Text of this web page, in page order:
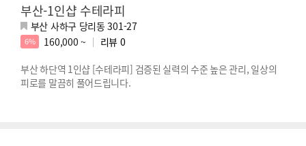
부산-1인샵 수테라피
부산 사하구 당리동 301-27
6% 160,000 ~ 리뷰 0
부산 하단역 1인샵 [수테라피] 검증된 실력의 수준 높은 관리, 일상의
피로를 말끔히 풀어드립니다.